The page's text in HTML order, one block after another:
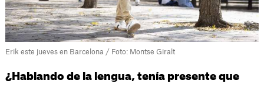
Erik este jueves en Barcelona / Foto: Montse Giralt
¿Hablando de la lengua, tenía presente que